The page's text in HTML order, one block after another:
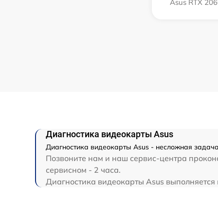
Asus RTX
Диагностика видеокарты Asus
Диагностика видеокарты Asus - несложная
Позвоните нам и наш сервис-центра
сервисном - 2 часа.
Диагностика видеокарты Asus выполняется